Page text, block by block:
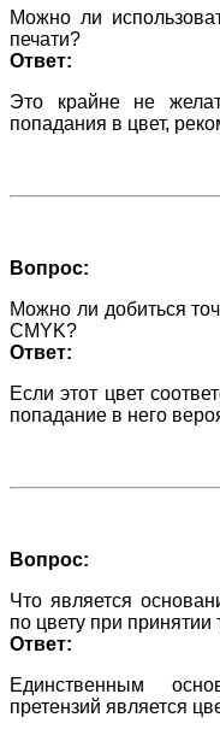
Можно ли
печати?
Ответ:
Это крайне не
попадания в цвет,
Вопрос:
Можно ли добиться
CMYK?
Ответ:
Если этот цвет
попадание в него
Вопрос:
Что является
по цвету при принятии
Ответ:
Единственным
претензий является